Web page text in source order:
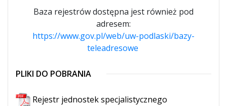
Baza rejestrów dostępna jest również pod
adresem:
https://www.gov.pl/web/uw-podlaski/bazy-
teleadresowe
PLIKI DO POBRANIA
Rejestr jednostek specjalistycznego